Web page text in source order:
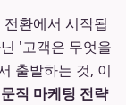
환에서 시작됩
'고객은 무엇을
출발하는 것, 이
직 마케팅 전략